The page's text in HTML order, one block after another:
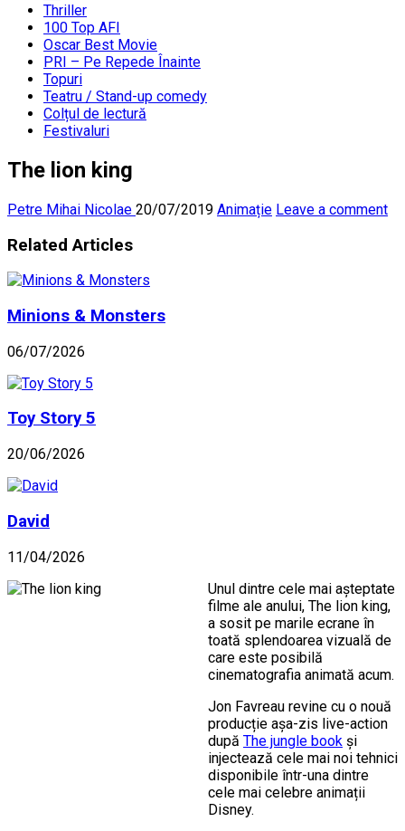
Thriller
100 Top AFI
Oscar Best Movie
PRI – Pe Repede Înainte
Topuri
Teatru / Stand-up comedy
Colțul de lectură
Festivaluri
The lion king
Petre Mihai Nicolae 20/07/2019 Animație Leave a comment
Related Articles
Minions & Monsters
06/07/2026
Toy Story 5
20/06/2026
David
11/04/2026
Unul dintre cele mai așteptate
filme ale anului, The lion king,
a sosit pe marile ecrane în
toată splendoarea vizuală de
care este posibilă
cinematografia animată acum.
Jon Favreau revine cu o nouă
producție așa-zis live-action
după The jungle book și
injectează cele mai noi tehnici
disponibile într-una dintre
cele mai celebre animații
Disney.